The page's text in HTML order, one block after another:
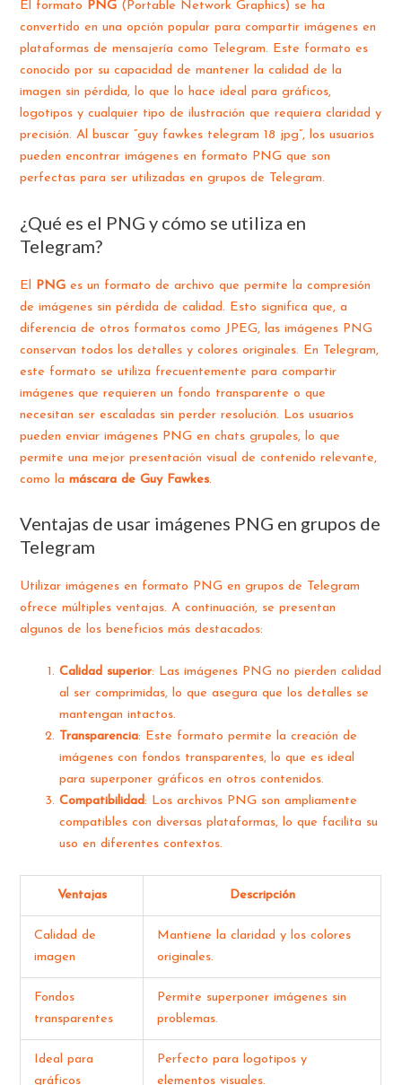
El formato PNG (Portable Network Graphics) se ha
convertido en una opción popular para compartir imágenes en
plataformas de mensajería como Telegram. Este formato es
conocido por su capacidad de mantener la calidad de la
imagen sin pérdida, lo que lo hace ideal para gráficos,
logotipos y cualquier tipo de ilustración que requiera claridad y
precisión. Al buscar “guy fawkes telegram 18 jpg”, los usuarios
pueden encontrar imágenes en formato PNG que son
perfectas para ser utilizadas en grupos de Telegram.
¿Qué es el PNG y cómo se utiliza en
Telegram?
El PNG es un formato de archivo que permite la compresión
de imágenes sin pérdida de calidad. Esto significa que, a
diferencia de otros formatos como JPEG, las imágenes PNG
conservan todos los detalles y colores originales. En Telegram,
este formato se utiliza frecuentemente para compartir
imágenes que requieren un fondo transparente o que
necesitan ser escaladas sin perder resolución. Los usuarios
pueden enviar imágenes PNG en chats grupales, lo que
permite una mejor presentación visual de contenido relevante,
como lamáscara de Guy Fawkes.
Ventajas de usar imágenes PNG en grupos de
Telegram
Utilizar imágenes en formato PNG en grupos de Telegram
ofrece múltiples ventajas. A continuación, se presentan
algunos de los beneficios más destacados:
Calidad superior: Las imágenes PNG no pierden calidad
al ser comprimidas, lo que asegura que los detalles se
mantengan intactos.
Transparencia: Este formato permite la creación de
imágenes con fondos transparentes, lo que es ideal
para superponer gráficos en otros contenidos.
Compatibilidad: Los archivos PNG son ampliamente
compatibles con diversas plataformas, lo que facilita su
uso en diferentes contextos.
Ventajas Descripción
Calidad de
imagen
Mantiene la claridad y los colores
originales.
Fondos
transparentes
Permite superponer imágenes sin
problemas.
Ideal para
gráficos
Perfecto para logotipos y
elementos visuales.